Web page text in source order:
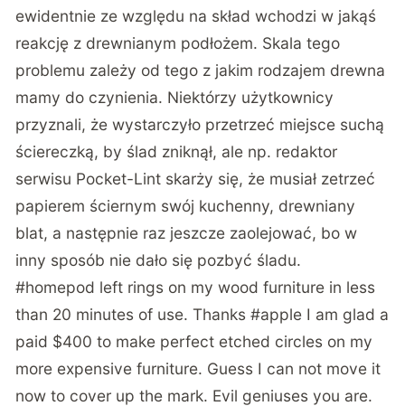
ewidentnie ze względu na skład wchodzi w jakąś
reakcję z drewnianym podłożem. Skala tego
problemu zależy od tego z jakim rodzajem drewna
mamy do czynienia. Niektórzy użytkownicy
przyznali, że wystarczyło przetrzeć miejsce suchą
ściereczką, by ślad zniknął, ale np. redaktor
serwisu Pocket-Lint skarży się, że musiał zetrzeć
papierem ściernym swój kuchenny, drewniany
blat, a następnie raz jeszcze zaolejować, bo w
inny sposób nie dało się pozbyć śladu.
#homepod left rings on my wood furniture in less
than 20 minutes of use. Thanks#apple I am glad a
paid $400 to make perfect etched circles on my
more expensive furniture. Guess I can not move it
now to cover up the mark. Evil geniuses you are.